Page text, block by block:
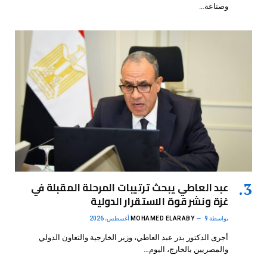
وصناعة…
عبد العاطي يبحث ترتيبات المرحلة المقبلة في
غزة ونشر قوة الاستقرار الدولية
بواسطة MOHAMED ELARABY 9 أغسطس، 2026
أجرى الدكتور بدر عبد العاطي، وزير الخارجية والتعاون الدولي
والمصريين بالخارج، اليوم…